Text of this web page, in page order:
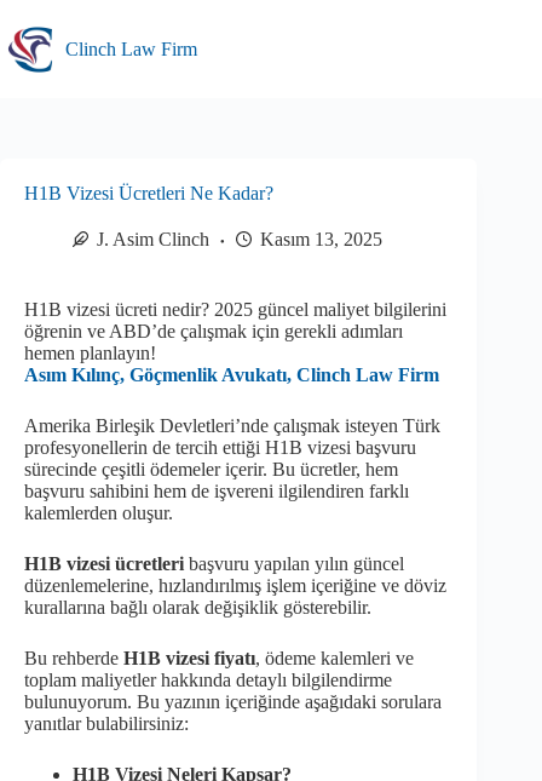
content
Clinch Law Firm
H1B Vizesi Ücretleri Ne Kadar?
J. Asim Clinch Kasım 13, 2025
H1B vizesi ücreti nedir? 2025 güncel maliyet bilgilerini
öğrenin ve ABD’de çalışmak için gerekli adımları
hemen planlayın!
Asım Kılınç, Göçmenlik Avukatı, Clinch Law Firm
Amerika Birleşik Devletleri’nde çalışmak isteyen Türk
profesyonellerin de tercih ettiği H1B vizesi başvuru
sürecinde çeşitli ödemeler içerir. Bu ücretler, hem
başvuru sahibini hem de işvereni ilgilendiren farklı
kalemlerden oluşur.
H1B vizesi ücretleri başvuru yapılan yılın güncel
düzenlemelerine, hızlandırılmış işlem içeriğine ve döviz
kurallarına bağlı olarak değişiklik gösterebilir.
Bu rehberde H1B vizesi fiyatı, ödeme kalemleri ve
toplam maliyetler hakkında detaylı bilgilendirme
bulunuyorum. Bu yazının içeriğinde aşağıdaki sorulara
yanıtlar bulabilirsiniz:
H1B Vizesi Neleri Kapsar?